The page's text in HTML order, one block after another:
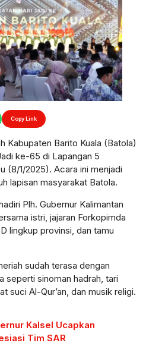
Copy Link
Kabupaten Barito Kuala (Batola)
ke-65 di Lapangan 5
(8/1/2025). Acara ini menjadi
lapisan masyarakat Batola.
Plh. Gubernur Kalimantan
istri, jajaran Forkopimda
lingkup provinsi, dan tamu
sudah terasa dengan
seperti sinoman hadrah, tari
suci Al-Qur’an, dan musik religi.
Kalsel Ucapkan
Tim SAR